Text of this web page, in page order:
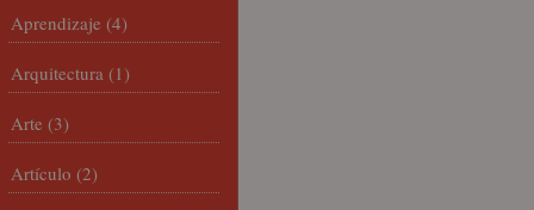
Aprendizaje (4)
Arquitectura (1)
Arte (3)
Artículo (2)